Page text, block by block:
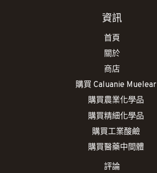
資訊
首頁
關於
商店
購買 Caluanie Muelear
購買農業化學品
購買精細化學品
購買工業酸鹼
購買醫藥中間體
評論